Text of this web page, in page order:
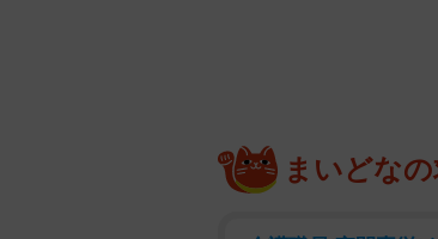
まいどな